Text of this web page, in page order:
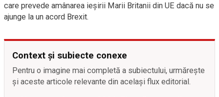
care prevede amânarea ieşirii Marii Britanii din UE dacă nu se
ajunge la un acord Brexit.
Context și subiecte conexe
Pentru o imagine mai completă a subiectului, urmărește
și aceste articole relevante din același flux editorial.